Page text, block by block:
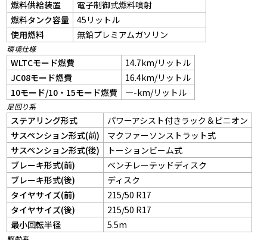
燃料供給装置
電子制御式燃料噴射
燃料タンク容量
45リットル
使用燃料
無鉛プレミアムガソリン
環境仕様
WLTCモード燃費
14.7km/リットル
JC08モード燃費
16.4km/リットル
10モード/10・15モード燃費
—-km/リットル
足回り系
ステアリング形式
パワーアシスト付きラック＆ピニオン
サスペンション形式(前)
マクファーソンストラット式
サスペンション形式(後)
トーションビーム式
ブレーキ形式(前)
ベンチレーテッドディスク
ブレーキ形式(後)
ディスク
タイヤサイズ(前)
215/50 R17
タイヤサイズ(後)
215/50 R17
最小回転半径
5.5m